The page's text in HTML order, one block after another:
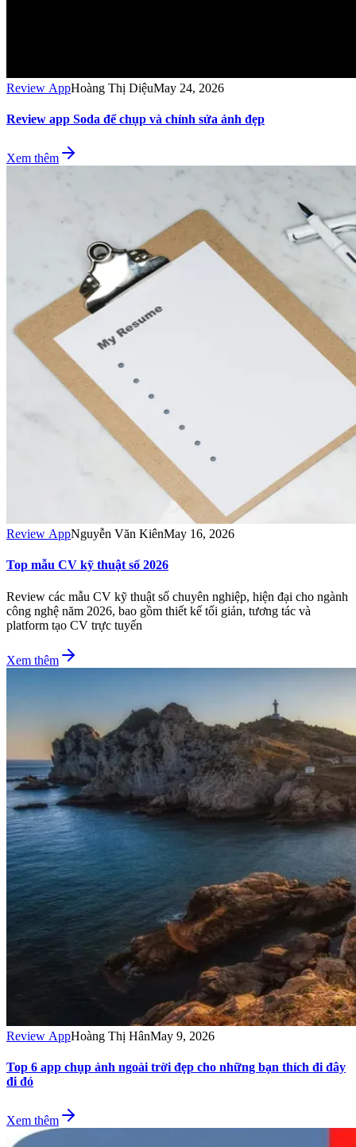
Review AppHoàng Thị DiệuMay 24, 2026
Review app Soda để chụp và chỉnh sửa ảnh đẹp
Xem thêm
Review AppNguyễn Văn KiênMay 16, 2026
Top mẫu CV kỹ thuật số 2026
Review các mẫu CV kỹ thuật số chuyên nghiệp, hiện đại cho ngành
công nghệ năm 2026, bao gồm thiết kế tối giản, tương tác và
platform tạo CV trực tuyến
Xem thêm
Review AppHoàng Thị HânMay 9, 2026
Top 6 app chụp ảnh ngoài trời đẹp cho những bạn thích đi đây
đi đó
Xem thêm